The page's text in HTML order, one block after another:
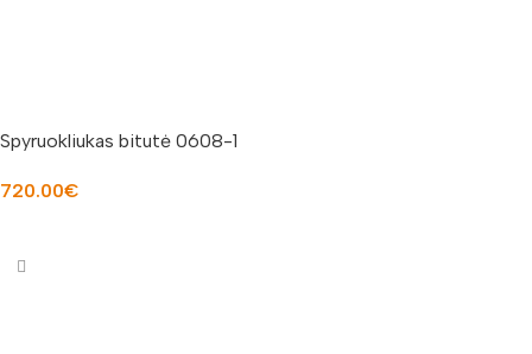
Spyruokliukas bitutė 0608-1
720.00€